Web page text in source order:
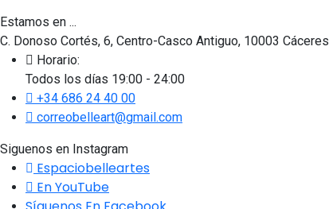
Estamos en ...
C. Donoso Cortés, 6, Centro-Casco Antiguo, 10003 Cáceres
Horario:
Todos los días 19:00 - 24:00
+34 686 24 40 00
correobelleart@gmail.com
Siguenos en Instagram
Espaciobelleartes
En YouTube